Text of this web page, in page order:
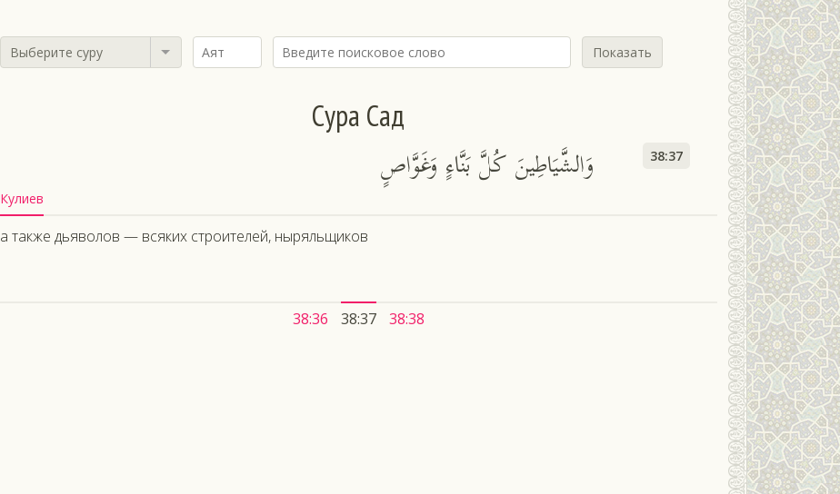
Выберите суру Показать
Сура Сад
وَالشَّيَاطِينَ كُلَّ بَنَّاءٍ وَغَوَّاصٍ 38:37
Кулиев
а также дьяволов — всяких строителей, ныряльщиков
38:36 38:37 38:38